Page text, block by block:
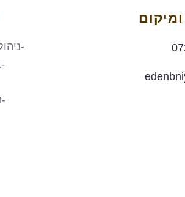
-
-